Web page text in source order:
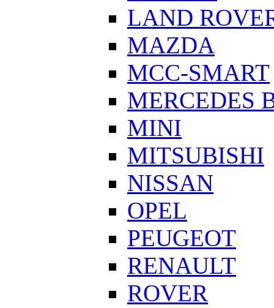
LAND
MAZDA
MCC-SMART
MERCEDES
MINI
MITSUBISHI
NISSAN
OPEL
PEUGEOT
RENAULT
ROVER